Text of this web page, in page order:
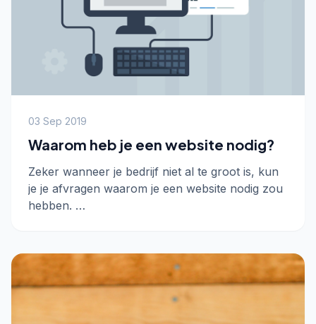
03 Sep 2019
Waarom heb je een website nodig?
Zeker wanneer je bedrijf niet al te groot is, kun
je je afvragen waarom je een website nodig zou
hebben. …